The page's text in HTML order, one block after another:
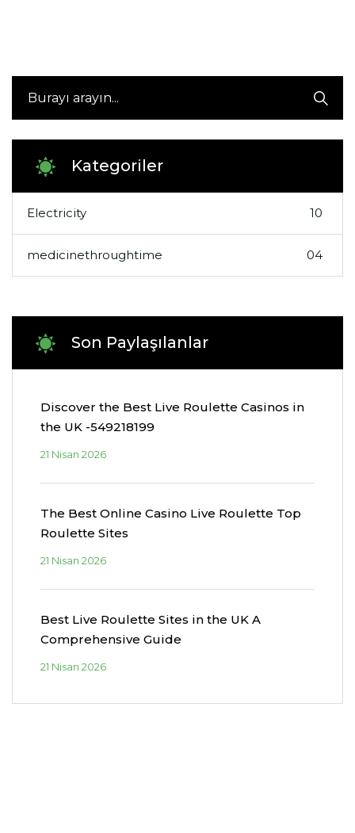
Kategoriler
Electricity 10
medicinethroughtime 04
Son Paylaşılanlar
Discover the Best Live Roulette Casinos in
the UK -549218199
21 Nisan 2026
The Best Online Casino Live Roulette Top
Roulette Sites
21 Nisan 2026
Best Live Roulette Sites in the UK A
Comprehensive Guide
21 Nisan 2026